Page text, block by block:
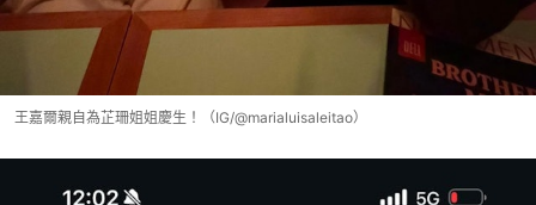
王嘉爾親自為芷珊姐姐慶生！（IG/@marialuisaleitao）